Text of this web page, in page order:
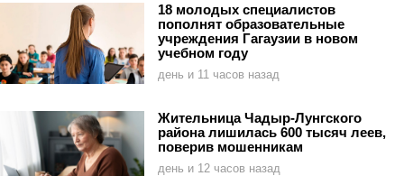
18 молодых специалистов
пополнят образовательные
учреждения Гагаузии в новом
учебном году
день и 11 часов назад
Жительница Чадыр-Лунгского
района лишилась 600 тысяч леев,
поверив мошенникам
день и 12 часов назад